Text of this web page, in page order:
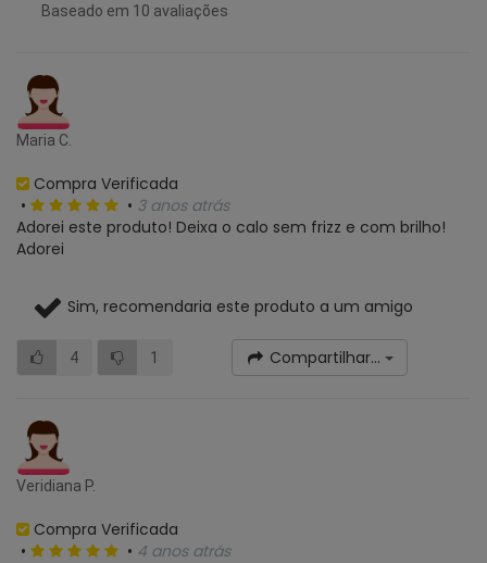
Baseado em 10 avaliações
Maria C.
Compra Verificada
•
• 3 anos atrás
Adorei este produto! Deixa o calo sem frizz e com brilho!
Adorei
Sim, recomendaria este produto a um amigo
4 1 Compartilhar...
Veridiana P.
Compra Verificada
•
• 4 anos atrás